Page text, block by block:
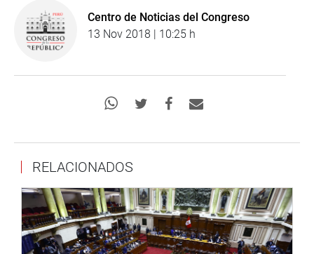
Centro de Noticias del Congreso
13 Nov 2018 | 10:25 h
RELACIONADOS